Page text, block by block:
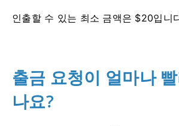
인출할 수 있는 최소 금액은 $20입니
출금 요청이 얼마나
나요?